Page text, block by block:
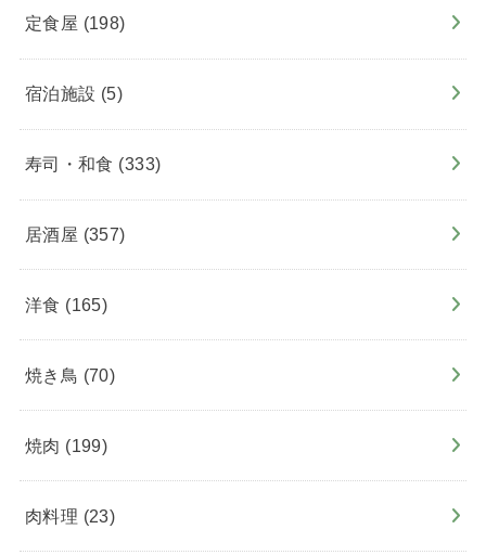
定食屋 (198)
宿泊施設 (5)
寿司・和食 (333)
居酒屋 (357)
洋食 (165)
焼き鳥 (70)
焼肉 (199)
肉料理 (23)